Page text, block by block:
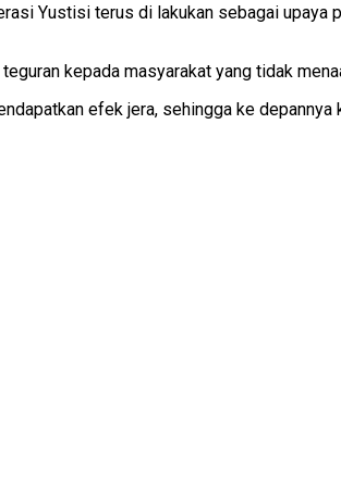
Yustisi terus di lakukan sebagai
kepada masyarakat yang tidak
efek jera, sehingga ke